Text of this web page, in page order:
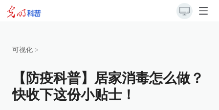
可视化 >
【防疫科普】居家消毒怎么做？
快收下这份小贴士！